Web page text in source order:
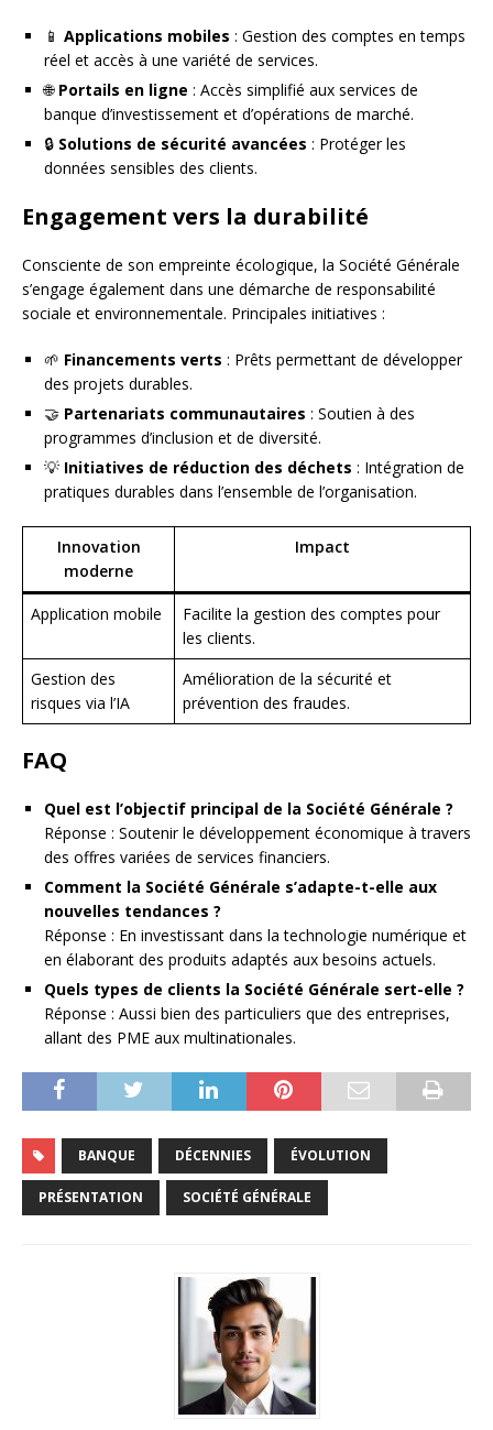
📱 Applications mobiles : Gestion des comptes en temps
réel et accès à une variété de services.
🌐 Portails en ligne : Accès simplifié aux services de
banque d’investissement et d’opérations de marché.
🔒 Solutions de sécurité avancées : Protéger les
données sensibles des clients.
Engagement vers la durabilité
Consciente de son empreinte écologique, la Société Générale
s’engage également dans une démarche de responsabilité
sociale et environnementale. Principales initiatives :
🌱 Financements verts : Prêts permettant de développer
des projets durables.
🤝 Partenariats communautaires : Soutien à des
programmes d’inclusion et de diversité.
💡 Initiatives de réduction des déchets : Intégration de
pratiques durables dans l’ensemble de l’organisation.
Innovation
moderne
Impact
Application mobile
Facilite la gestion des comptes pour
les clients.
Gestion des
risques via l’IA
Amélioration de la sécurité et
prévention des fraudes.
FAQ
Quel est l’objectif principal de la Société Générale ?
Réponse : Soutenir le développement économique à travers
des offres variées de services financiers.
Comment la Société Générale s’adapte-t-elle aux
nouvelles tendances ?
Réponse : En investissant dans la technologie numérique et
en élaborant des produits adaptés aux besoins actuels.
Quels types de clients la Société Générale sert-elle ?
Réponse : Aussi bien des particuliers que des entreprises,
allant des PME aux multinationales.
BANQUE DÉCENNIES ÉVOLUTION
PRÉSENTATION SOCIÉTÉ GÉNÉRALE